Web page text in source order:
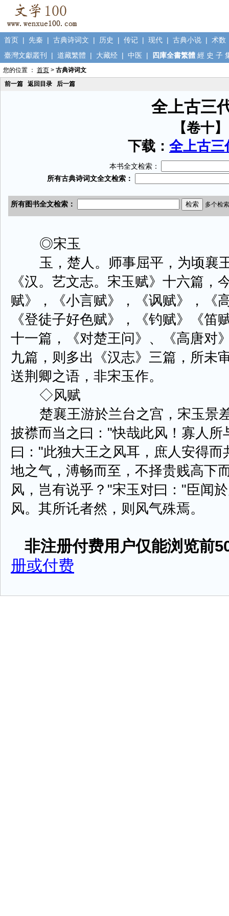
首页 | 先秦 | 古典诗词文 | 历史 | 传记 | 现代 | 古典小说 | 术数
臺灣文獻叢刊
| 道藏繁體 | 大藏经 | 中医 | 四庫全書繁體 經 史 子
您的位置 ： 首页 > 古典诗词文
前一篇
返回目录 后一篇
全上古三
【卷十】
下载： 全上古
本书全文检索：
◎宋玉
玉，楚人。师事屈平，为顷襄
《汉。艺文志。宋玉赋》十六篇，
赋》，《小言赋》，《讽赋》，《
《登徒子好色赋》，《钓赋》《笛
十一篇，《对楚王问》、《高唐对
九篇，则多出《汉志》三篇，所未
送荆卿之语，非宋玉作。
◇风赋
楚襄王游於兰台之宫，宋玉景
披襟而当之曰："快哉此风！寡人
曰："此独大王之风耳，庶人安得
地之气，溥畅而至，不择贵贱高下
风，岂有说乎？"宋玉对曰："臣闻
风。其所讬者然，则风气殊焉。
非注册付费用户仅能浏览前
册或付费